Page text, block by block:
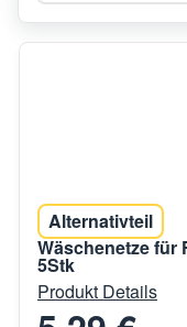
Alternativteil
Wäschenetze für
5Stk
Produkt Details